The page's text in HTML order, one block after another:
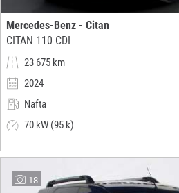
Mercedes-Benz - Citan
CITAN 110 CDI
23 675 km
2024
Nafta
70 kW (95 k)
18